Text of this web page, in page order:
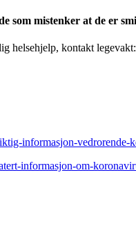
som mistenker at de er
helsehjelp, kontakt
informasjon-vedrorende-
informasjon-om-